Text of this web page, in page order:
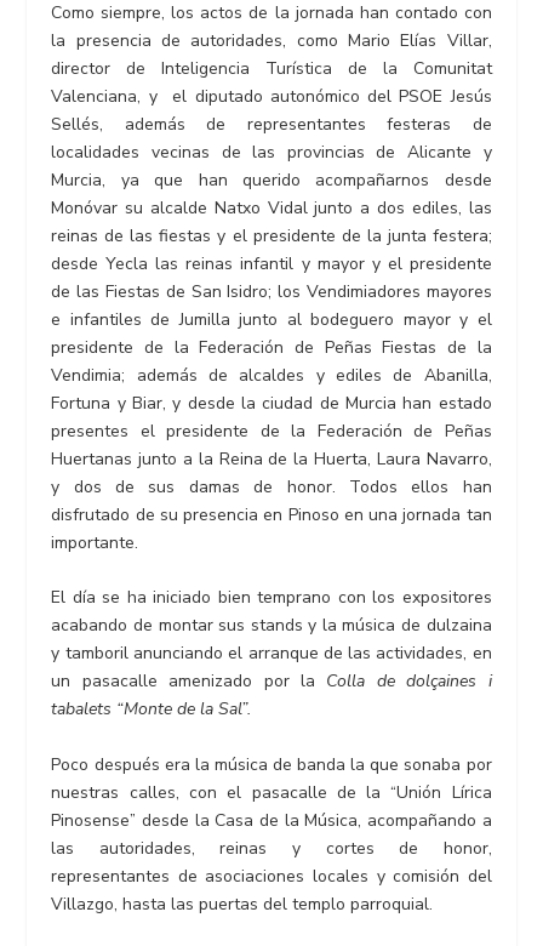
Como siempre, los actos de la jornada han contado con
la presencia de autoridades, como Mario Elías Villar,
director de Inteligencia Turística de la Comunitat
Valenciana, y el diputado autonómico del PSOE Jesús
Sellés, además de representantes festeras de
localidades vecinas de las provincias de Alicante y
Murcia, ya que han querido acompañarnos desde
Monóvar su alcalde Natxo Vidal junto a dos ediles, las
reinas de las fiestas y el presidente de la junta festera;
desde Yecla las reinas infantil y mayor y el presidente
de las Fiestas de San Isidro; los Vendimiadores mayores
e infantiles de Jumilla junto al bodeguero mayor y el
presidente de la Federación de Peñas Fiestas de la
Vendimia; además de alcaldes y ediles de Abanilla,
Fortuna y Biar, y desde la ciudad de Murcia han estado
presentes el presidente de la Federación de Peñas
Huertanas junto a la Reina de la Huerta, Laura Navarro,
y dos de sus damas de honor. Todos ellos han
disfrutado de su presencia en Pinoso en una jornada tan
importante.
El día se ha iniciado bien temprano con los expositores
acabando de montar sus stands y la música de dulzaina
y tamboril anunciando el arranque de las actividades, en
un pasacalle amenizado por la Colla de dolçaines i
tabalets “Monte de la Sal”.
Poco después era la música de banda la que sonaba por
nuestras calles, con el pasacalle de la “Unión Lírica
Pinosense” desde la Casa de la Música, acompañando a
las autoridades, reinas y cortes de honor,
representantes de asociaciones locales y comisión del
Villazgo, hasta las puertas del templo parroquial.